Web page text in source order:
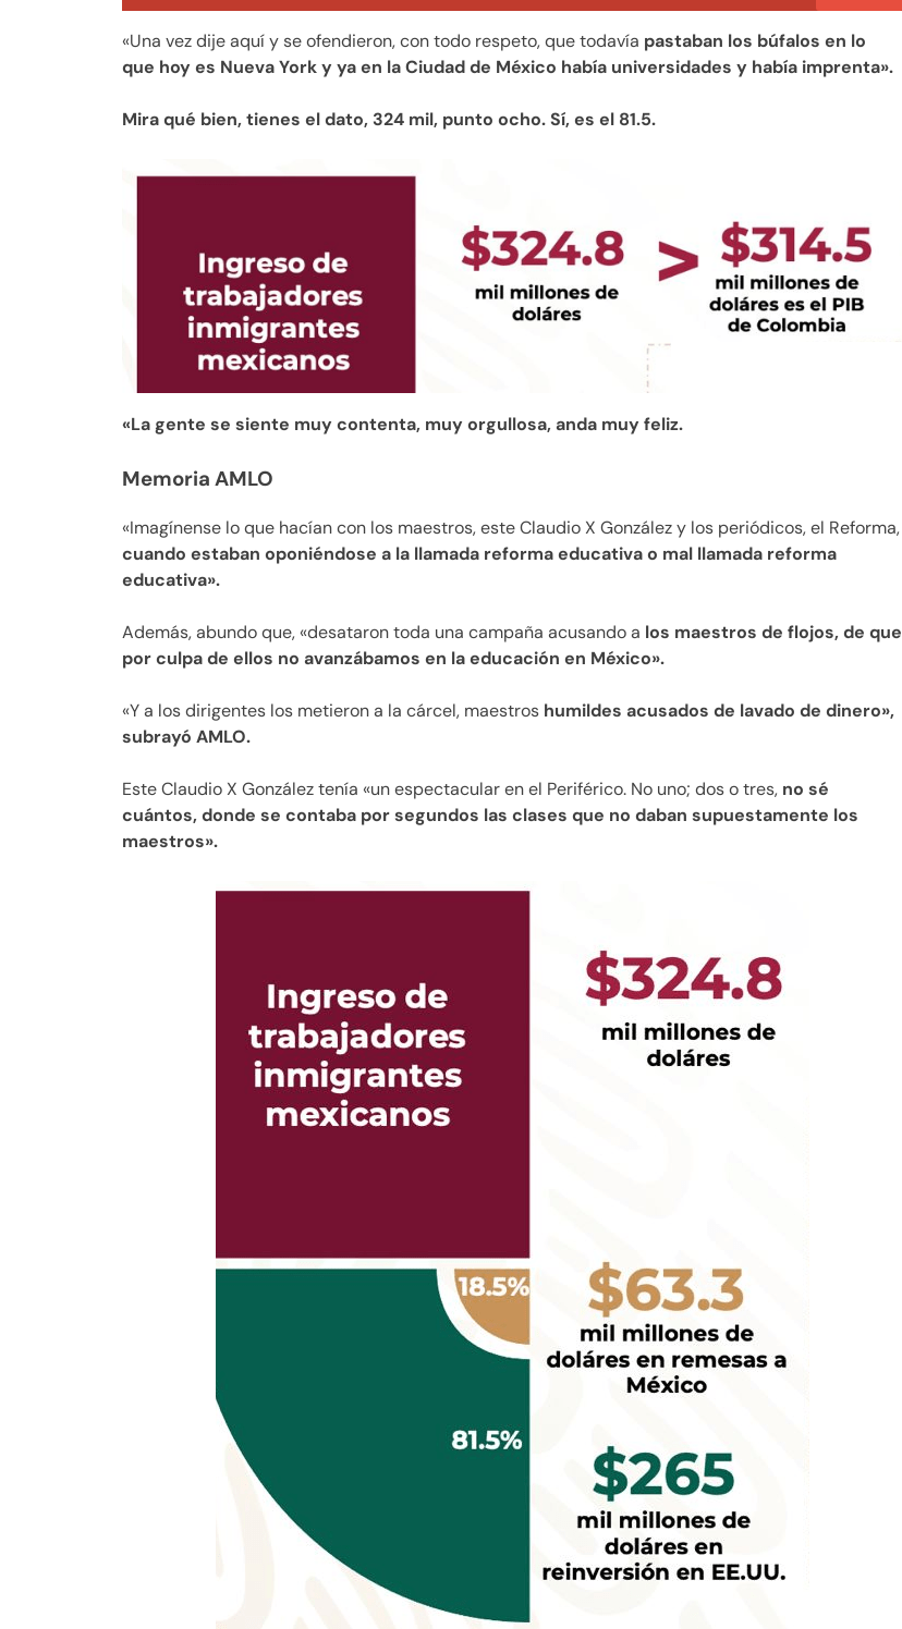
«Una vez dije aquí y se ofendieron, con todo respeto, que todavía pastaban los búfalos en lo
que hoy es Nueva York y ya en la Ciudad de México había universidades y había imprenta».
Mira qué bien, tienes el dato, 324 mil, punto ocho. Sí, es el 81.5.
«La gente se siente muy contenta, muy orgullosa, anda muy feliz.
Memoria AMLO
«Imagínense lo que hacían con los maestros, este Claudio X González y los periódicos, el Reforma,
cuando estaban oponiéndose a la llamada reforma educativa o mal llamada reforma
educativa».
Además, abundo que, «desataron toda una campaña acusando a los maestros de flojos, de que
por culpa de ellos no avanzábamos en la educación en México».
«Y a los dirigentes los metieron a la cárcel, maestros humildes acusados de lavado de dinero»,
subrayó AMLO.
Este Claudio X González tenía «un espectacular en el Periférico. No uno; dos o tres, no sé
cuántos, donde se contaba por segundos las clases que no daban supuestamente los
maestros».